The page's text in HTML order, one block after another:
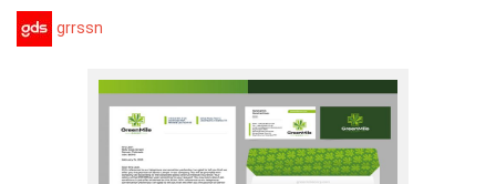
grrssn